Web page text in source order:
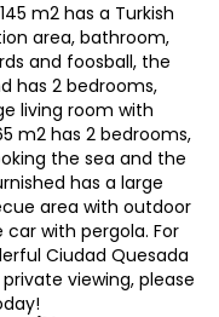
m2 has a Turkish
area, bathroom,
and foosball, the
has 2 bedrooms,
living room with
m2 has 2 bedrooms,
the sea and the
has a large
area with outdoor
with pergola. For
Ciudad Quesada
viewing, please